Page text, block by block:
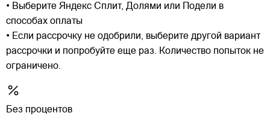
• Выберите Яндекс Сплит, Долями или Подели в
способах оплаты
• Если рассрочку не одобрили, выберите другой вариант
рассрочки и попробуйте еще раз. Количество попыток не
ограничено.
Без процентов